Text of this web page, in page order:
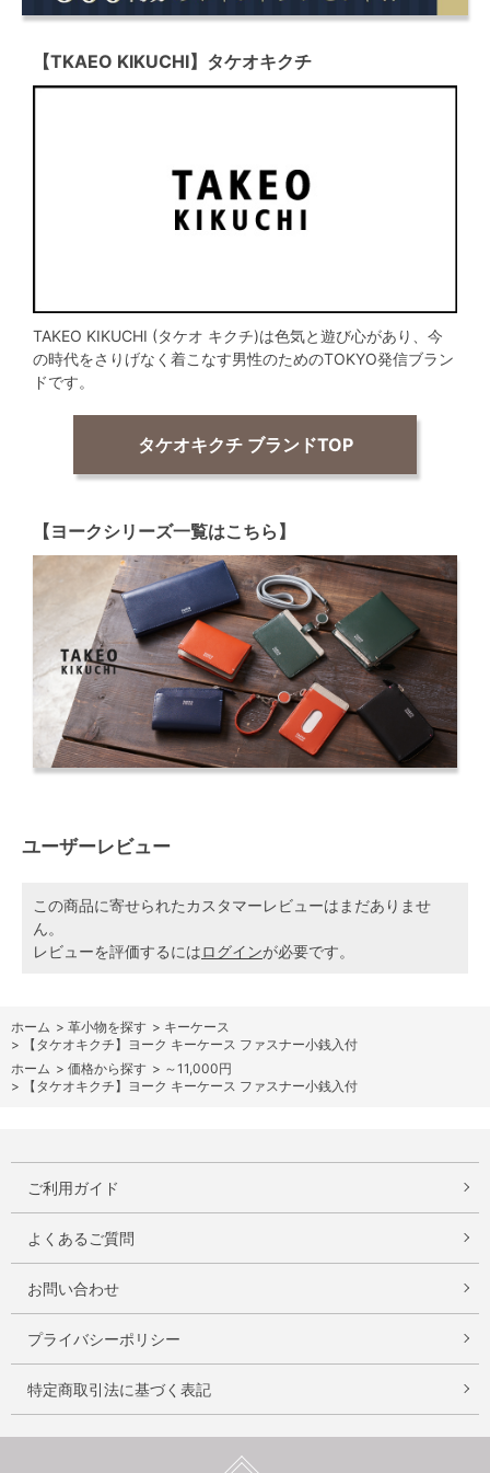
【TKAEO KIKUCHI】タケオキクチ
TAKEO KIKUCHI (タケオ キクチ)は色気と遊び心があり、今
の時代をさりげなく着こなす男性のためのTOKYO発信ブラン
ドです。
タケオキクチ ブランドTOP
【ヨークシリーズ一覧はこちら】
ユーザーレビュー
この商品に寄せられたカスタマーレビューはまだありませ
ん。
レビューを評価するにはログインが必要です。
ホーム > 革小物を探す > キーケース
>
【タケオキクチ】ヨーク キーケース ファスナー小銭入付
ホーム > 価格から探す > ～11,000円
>
【タケオキクチ】ヨーク キーケース ファスナー小銭入付
ご利用ガイド
よくあるご質問
お問い合わせ
プライバシーポリシー
特定商取引法に基づく表記